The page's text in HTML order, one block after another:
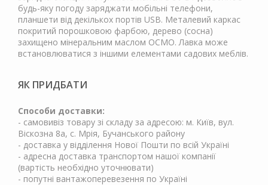
будь-яку погоду заряджати мобільні телефони,
планшети від декількох портів USB. Металевий каркас
покритий порошковою фарбою, дерево (сосна)
захищено мінеральним маслом ОСМО. Лавка може
встановлюватися з іншими елементами садових меблів.
ЯК ПРИДБАТИ
Способи доставки:
- самовивіз товару зі складу за адресою: м. Київ, вул.
Віскозна 8а, с. Мрія, Бучанського району
- доставка у відділення Нової Пошти по всій Україні
- адресна доставка транспортом нашої компанії
(вартість необхідно уточнювати)
- попутні вантажоперевезення по Україні